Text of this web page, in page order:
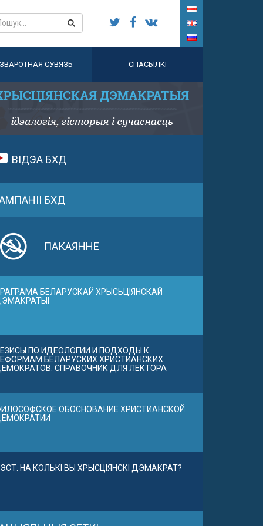
ЗВАРОТНАЯ СУВЯЗЬ СПАСЫЛКІ
ВІДЭА БХД
БХД
ПАКАЯННЕ
БЕЛАРУСКАЙ ХРЫСЬЦІЯНСКАЙ
ПО ИДЕОЛОГИИ И ПОДХОДЫ К
БЕЛАРУСКИХ ХРИСТИАНСКИХ
СПРАВОЧНИК ДЛЯ ЛЕКТОРА
ОБОСНОВАНИЕ ХРИСТИАНСКОЙ
НА КОЛЬКІ ВЫ ХРЫСЦІЯНСКІ ДЭМАКРАТ?